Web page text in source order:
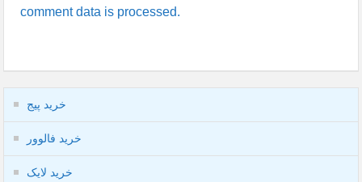
comment data is processed.
خرید پیج
خرید فالوور
خرید لایک